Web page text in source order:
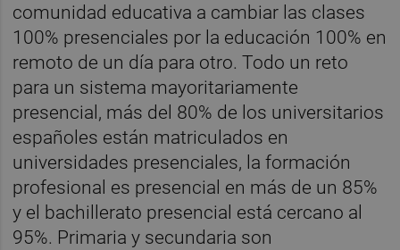
comunidad educativa a cambiar las clases
100% presenciales por la educación 100% en
remoto de un día para otro. Todo un reto
para un sistema mayoritariamente
presencial, más del 80% de los universitarios
españoles están matriculados en
universidades presenciales, la formación
profesional es presencial en más de un 85%
y el bachillerato presencial está cercano al
95%. Primaria y secundaria son